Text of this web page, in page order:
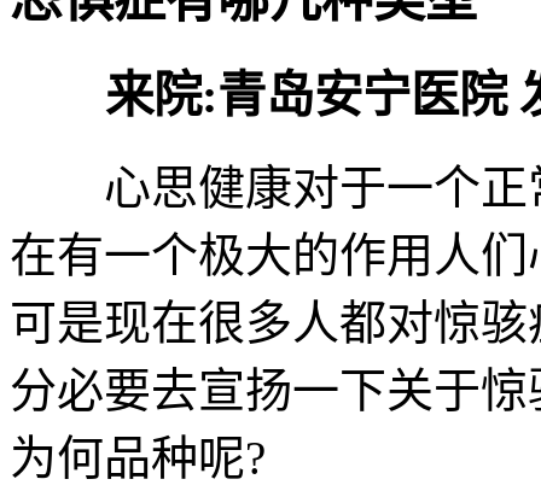
来院:青岛安宁医院
心思健康对于一个正
在有一个极大的作用人
可是现在很多人都对惊
分必要去宣扬一下关于
为何品种呢?